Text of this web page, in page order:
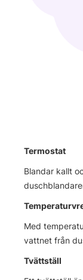
Termostat
Blandar kallt
Med
vattnet från
Tvättställ